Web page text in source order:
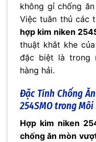
không gỉ chống
Việc tuân thủ các
hợp kim niken
thuật khắt khe
đặc biệt là trong
hàng hải.
Đặc Tính Chống
254SMO trong
Hợp kim niken
chống ăn mòn